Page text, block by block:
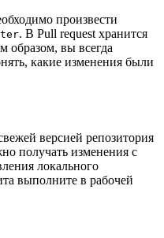
произвести
. В Pull request хранится
образом, вы всегда
какие изменения были
версией репозитория
получать изменения с
локального
выполните в рабочей